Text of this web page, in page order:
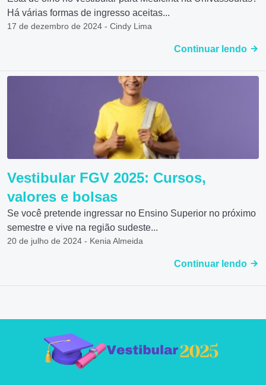
Há várias formas de ingresso aceitas...
17 de dezembro de 2024 - Cindy Lima
Continuar lendo
Vestibular FGV 2025: Cursos,
valores e bolsas
Se você pretende ingressar no Ensino Superior no próximo
semestre e vive na região sudeste...
20 de julho de 2024 - Kenia Almeida
Continuar lendo